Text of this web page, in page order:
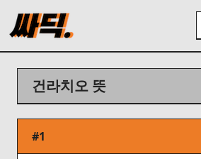
건라치오 뜻
#1